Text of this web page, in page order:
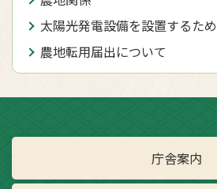
太陽光発電設備を設置するた
農地転用届出について
庁舎案内